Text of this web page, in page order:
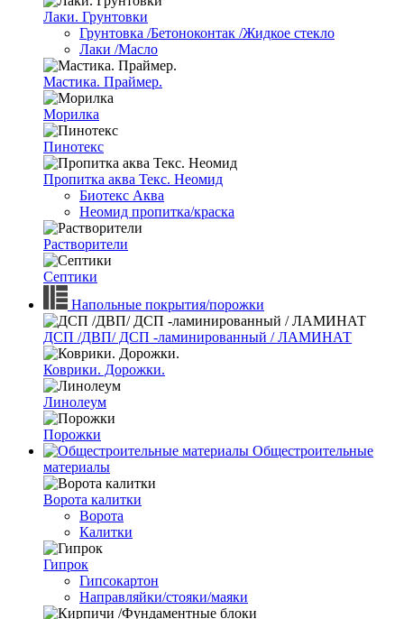
Лаки. Грунтовки
Грунтовка /Бетоноконтак /Жидкое стекло
Лаки /Масло
Мастика. Праймер.
Морилка
Пинотекс
Пропитка аква Текс. Неомид
Биотекс Аква
Неомид пропитка/краска
Растворители
Септики
Напольные покрытия/порожки
ДСП /ДВП/ ДСП -ламинированный / ЛАМИНАТ
Коврики. Дорожки.
Линолеум
Порожки
Общестроительные
материалы
Ворота калитки
Ворота
Калитки
Гипрок
Гипсокартон
Направляйки/стояки/маяки